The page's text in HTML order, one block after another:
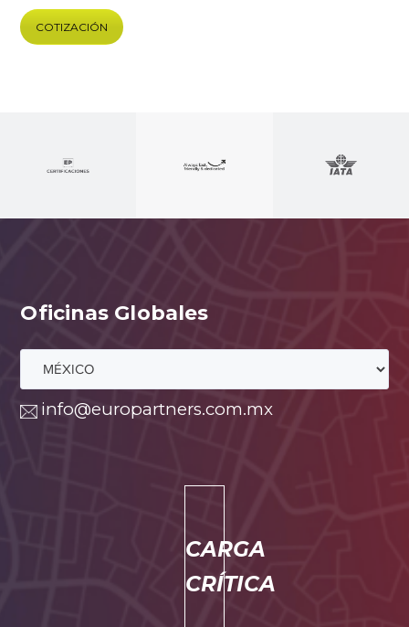
COTIZACIÓN
Oficinas Globales
info@europartners.com.mx
CARGA
CRÍTICA